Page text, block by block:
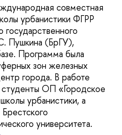
совместная
урбанистики ФГРР
Пушкина (БрГУ),
Программа была
зон железных
города. В работе
ОП «Городское
урбанистики, а
университета.